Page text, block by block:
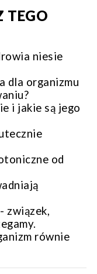
TEGO
niesie
dla organizmu
i jakie są jego
od
związek,
równie